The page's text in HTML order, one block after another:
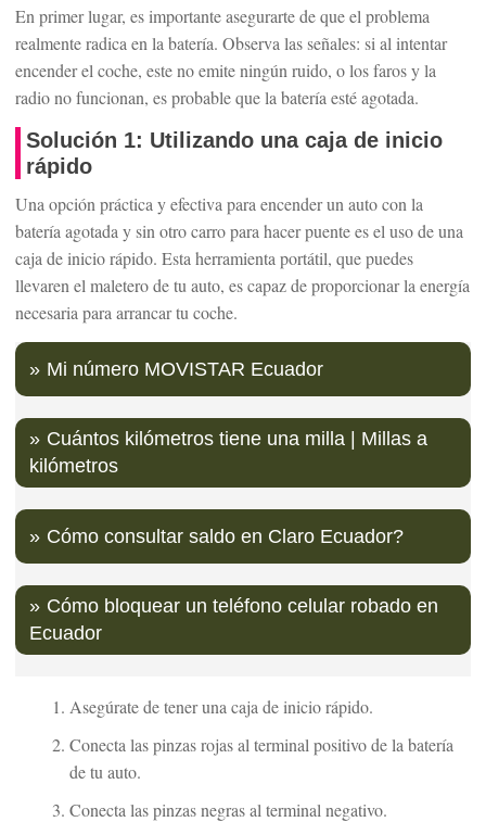
En primer lugar, es importante asegurarte de que el problema
realmente radica en la batería. Observa las señales: si al intentar
encender el coche, este no emite ningún ruido, o los faros y la
radio no funcionan, es probable que la batería esté agotada.
Solución 1: Utilizando una caja de inicio
rápido
Una opción práctica y efectiva para encender un auto con la
batería agotada y sin otro carro para hacer puente es el uso de una
caja de inicio rápido. Esta herramienta portátil, que puedes
llevaren el maletero de tu auto, es capaz de proporcionar la energía
necesaria para arrancar tu coche.
Mi número MOVISTAR Ecuador
Cuántos kilómetros tiene una milla | Millas a
kilómetros
Cómo consultar saldo en Claro Ecuador?
Cómo bloquear un teléfono celular robado en
Ecuador
Asegúrate de tener una caja de inicio rápido.
Conecta las pinzas rojas al terminal positivo de la batería
de tu auto.
Conecta las pinzas negras al terminal negativo.